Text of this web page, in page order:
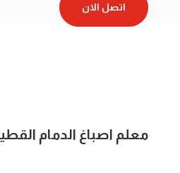
اتصل الان
معلم اصباغ الدمام